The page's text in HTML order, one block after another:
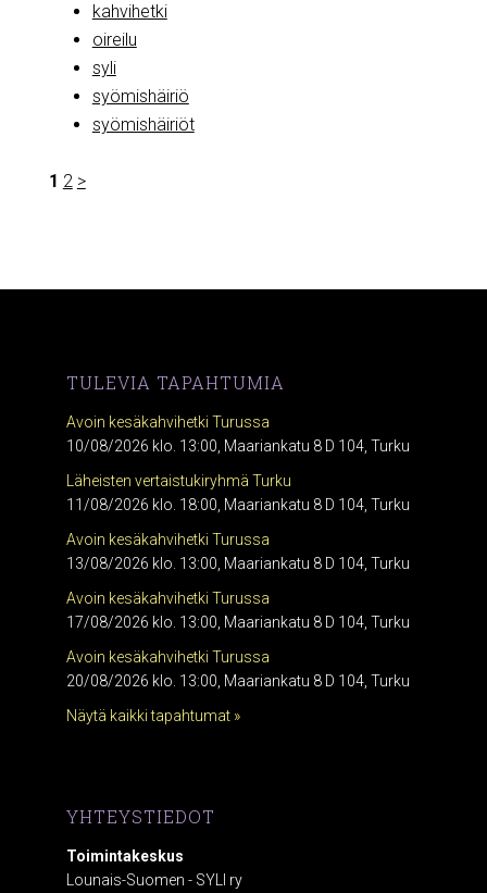
kahvihetki
oireilu
syli
syömishäiriö
syömishäiriöt
1 2 >
TULEVIA TAPAHTUMIA
Avoin kesäkahvihetki Turussa
10/08/2026 klo. 13:00, Maariankatu 8 D 104, Turku
Läheisten vertaistukiryhmä Turku
11/08/2026 klo. 18:00, Maariankatu 8 D 104, Turku
Avoin kesäkahvihetki Turussa
13/08/2026 klo. 13:00, Maariankatu 8 D 104, Turku
Avoin kesäkahvihetki Turussa
17/08/2026 klo. 13:00, Maariankatu 8 D 104, Turku
Avoin kesäkahvihetki Turussa
20/08/2026 klo. 13:00, Maariankatu 8 D 104, Turku
Näytä kaikki tapahtumat »
YHTEYSTIEDOT
Toimintakeskus
Lounais-Suomen - SYLI ry